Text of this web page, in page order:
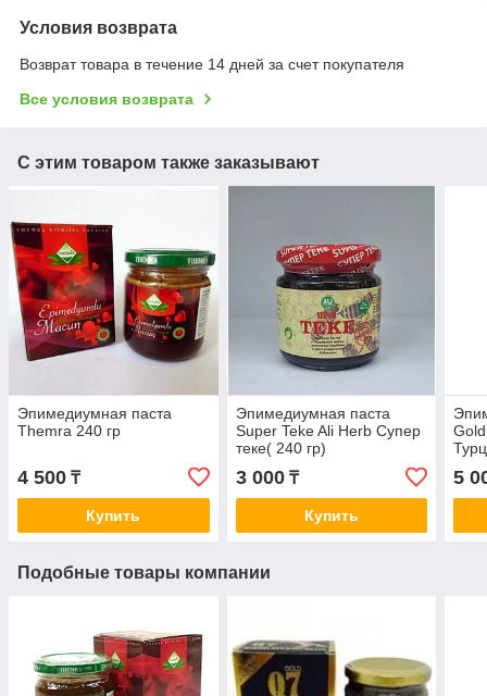
Условия возврата
Возврат товара в течение 14 дней за счет покупателя
Все условия возврата
С этим товаром также заказывают
Эпимедиумная паста
Themra 240 гр
4 500 ₸
Купить
Эпимедиумная паста
Super Teke Ali Herb Супер
теке( 240 гр)
3 000₸
Купить
5
Подобные товары компании